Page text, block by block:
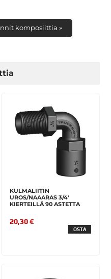
komposiittia »
KULMALIITIN
UROS/NAAARAS 3/4'
KIERTEILLÄ 90 ASTETTA
20,30 €
OSTA